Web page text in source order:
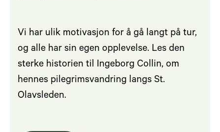
Vi har ulik motivasjon for å gå langt på tur,
og alle har sin egen opplevelse. Les den
sterke historien til Ingeborg Collin, om
hennes pilegrimsvandring langs St.
Olavsleden.